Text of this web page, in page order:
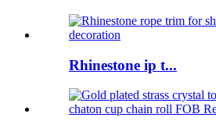
Rhinestone ip t...